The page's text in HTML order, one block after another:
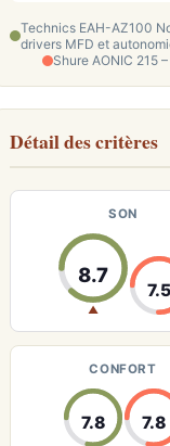
Technics EAH-AZ100
drivers MFD et
Shure AONIC 215
Détail des critères
SON
8.7
▲
7.5
CONFORT
7.8 7.8